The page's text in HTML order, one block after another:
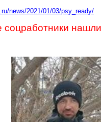
news/2021/01/03/psy_ready/
соцработники